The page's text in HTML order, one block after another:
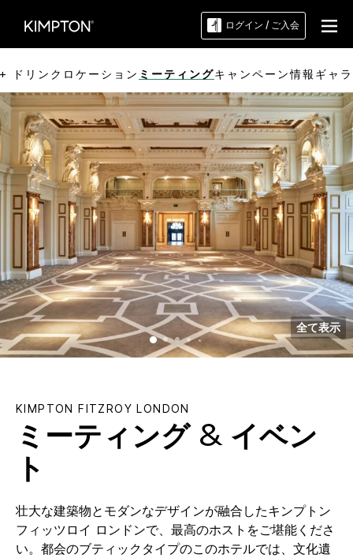
ログイン / ご入会
ドリンク ロケーション ミーティングキャンペーン情報 ギャ
全て表示
KIMPTON FITZROY LONDON
ミーティング & イベン
ト
壮大な建築物とモダンなデザインが融合したキンプトン
フィッツロイ ロンドンで、最高のホストをご堪能くださ
い。都会のブティックタイプのこのホテルでは、文化遺